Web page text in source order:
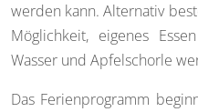
werden kann. Alternativ
Möglichkeit, eigenes
Wasser und Apfelschorle
Das Ferienprogramm